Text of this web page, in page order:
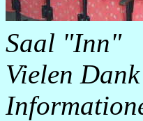
Saal "Inn"
Vielen